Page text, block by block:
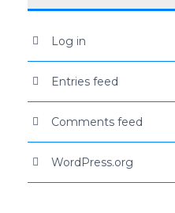
Log in
Entries feed
Comments feed
WordPress.org